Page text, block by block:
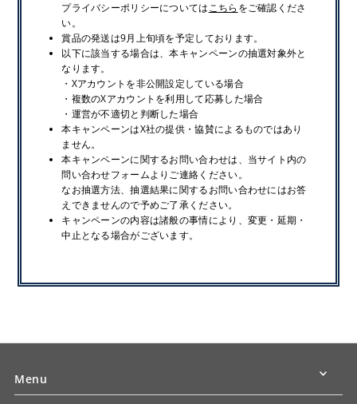
プライバシーポリシーについてはこちら をご確認くださ
い。
賞品の発送は9月上旬頃を予定しております。
以下に該当する場合は、本キャンペーンの抽選対象外と
なります。
・Xアカウントを非公開設定している場合
・複数のXアカウントを利用して応募した場合
・運営が不適切と判断した場合
本キャンペーンはX社の提供・協賛によるものではあり
ません。
本キャンペーンに関するお問い合わせは、当サイト内の
問い合わせフォームよりご連絡ください。
なお抽選方法、抽選結果に関するお問い合わせにはお答
えできませんので予めご了承ください。
キャンペーンの内容は諸般の事情により、変更・延期・
中止となる場合がございます。
Menu